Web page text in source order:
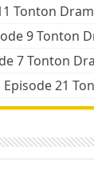
Tonton
9 Tonton
7 Tonton
Episode 21